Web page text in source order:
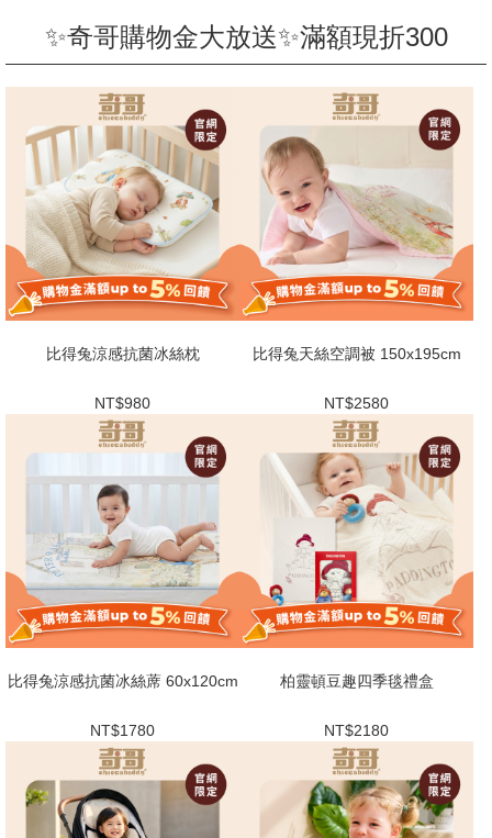
✨奇哥購物金大放送✨滿額現折300
比得兔涼感抗菌冰絲枕
NT$980
比得兔天絲空調被 150x195cm
NT$2580
比得兔涼感抗菌冰絲蓆 60x120cm
NT$1780
柏靈頓豆趣四季毯禮盒
NT$2180